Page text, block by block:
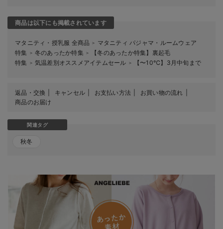
商品は以下にも掲載されています
マタニティ・授乳服 全商品 ＞
マタニティ パジャマ・ルームウェア
特集
＞ 冬のあったか特集 ＞
【冬のあったか特集】裏起毛
特集
＞ 気温差別オススメアイテムセール ＞ 【〜10℃】3月中旬まで
返品・交換 キャンセル お支払い方法
お買い物の流れ
商品のお届け
関連タグ
秋冬